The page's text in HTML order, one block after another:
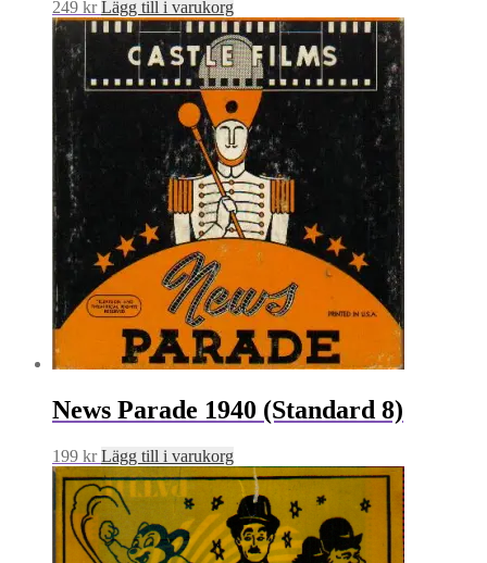
249 kr Lägg till i varukorg
News Parade 1940 (Standard 8)
199 kr Lägg till i varukorg